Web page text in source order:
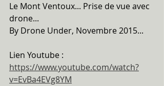
Le Mont Ventoux... Prise de vue avec
drone...
By Drone Under, Novembre 2015...
Lien Youtube :
https://www.youtube.com/watch?
v=EvBa4EVg8YM